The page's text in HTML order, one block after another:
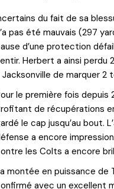
du fait de sa
pas été mauvais (297
d’une protection
Herbert a ainsi perdu
Jacksonville de marquer
le première fois depuis
de récupérations
le cap jusqu’au bout.
a encore
les Colts a encore
montée en puissance de
avec un excellent